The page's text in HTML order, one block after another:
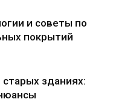
и советы по
покрытий
зданиях: